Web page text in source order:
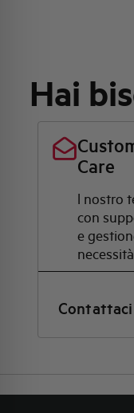
Hai
Care
l nostro
con
e
Contattaci